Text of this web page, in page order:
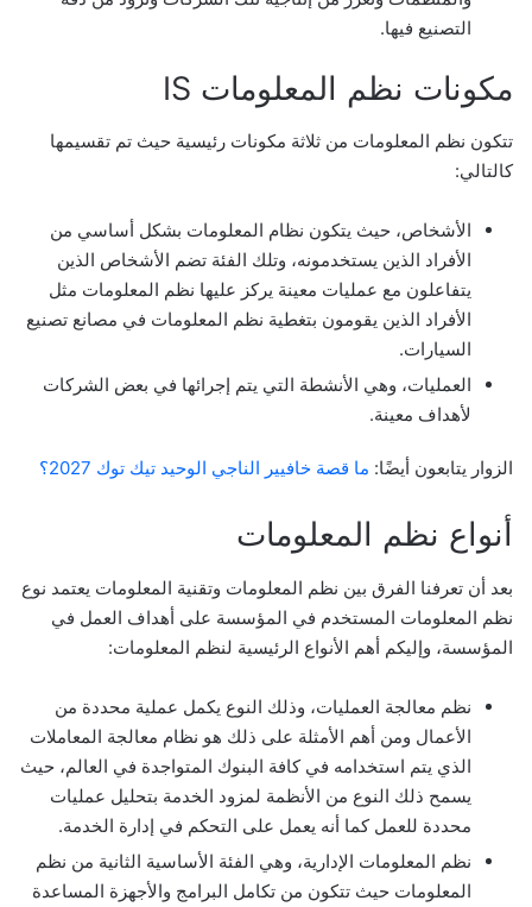
التصنيع فيها.
مكونات نظم المعلومات IS
تتكون نظم المعلومات من ثلاثة مكونات رئيسية حيث تم تقسيمها
كالتالي:
الأشخاص، حيث يتكون نظام المعلومات بشكل أساسي من
الأفراد الذين يستخدمونه، وتلك الفئة تضم الأشخاص الذين
يتفاعلون مع عمليات معينة يركز عليها نظم المعلومات مثل
الأفراد الذين يقومون بتغطية نظم المعلومات في مصانع تصنيع
السيارات.
العمليات، وهي الأنشطة التي يتم إجرائها في بعض الشركات
لأهداف معينة.
الزوار يتابعون أيضًا: ما قصة خافيير الناجي الوحيد تيك توك 2027؟
أنواع نظم المعلومات
بعد أن تعرفنا الفرق بين نظم المعلومات وتقنية المعلومات يعتمد نوع
نظم المعلومات المستخدم في المؤسسة على أهداف العمل في
المؤسسة، وإليكم أهم الأنواع الرئيسية لنظم المعلومات:
نظم معالجة العمليات، وذلك النوع يكمل عملية محددة من
الأعمال ومن أهم الأمثلة على ذلك هو نظام معالجة المعاملات
الذي يتم استخدامه في كافة البنوك المتواجدة في العالم، حيث
يسمح ذلك النوع من الأنظمة لمزود الخدمة بتحليل عمليات
محددة للعمل كما أنه يعمل على التحكم في إدارة الخدمة.
نظم المعلومات الإدارية، وهي الفئة الأساسية الثانية من نظم
المعلومات حيث تتكون من تكامل البرامج والأجهزة المساعدة